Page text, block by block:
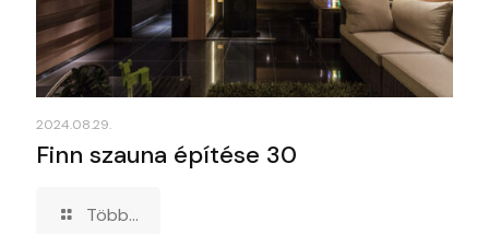
2024.08.29.
Finn szauna építése 30
Több...